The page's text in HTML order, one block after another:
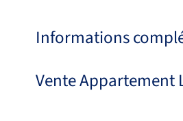
Informations
Vente Appartement